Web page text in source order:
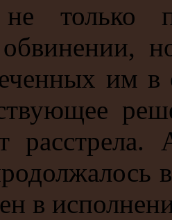
только
им в
расстрела.
в